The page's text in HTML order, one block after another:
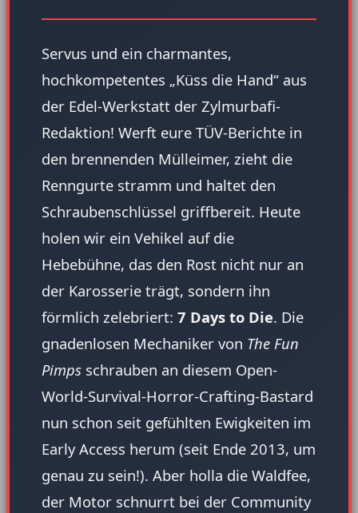
Servus und ein charmantes,
hochkompetentes „Küss die Hand“ aus
der Edel-Werkstatt der Zylmurbafi-
Redaktion! Werft eure TÜV-Berichte in
den brennenden Mülleimer, zieht die
Renngurte stramm und haltet den
Schraubenschlüssel griffbereit. Heute
holen wir ein Vehikel auf die
Hebebühne, das den Rost nicht nur an
der Karosserie trägt, sondern ihn
förmlich zelebriert: 7 Days to Die. Die
gnadenlosen Mechaniker von The Fun
Pimps schrauben an diesem Open-
World-Survival-Horror-Crafting-Bastard
nun schon seit gefühlten Ewigkeiten im
Early Access herum (seit Ende 2013, um
genau zu sein!). Aber holla die Waldfee,
der Motor schnurrt bei der Community